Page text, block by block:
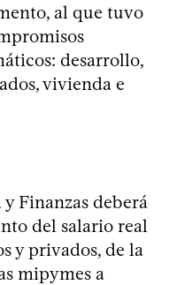
al que tuvo
desarrollo,
vivienda e
Finanzas deberá
del salario real
y privados, de la
mipymes a